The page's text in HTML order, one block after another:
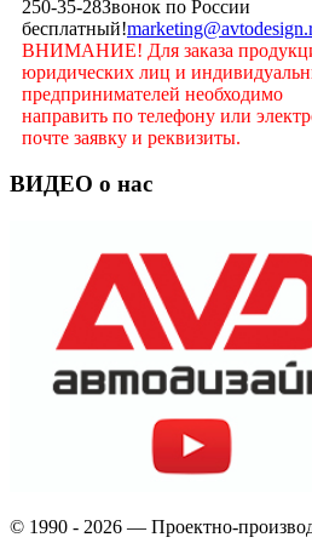
250-35-28Звонок по России
бесплатный!
ВНИМАНИЕ! Для заказа
юридических лиц и
предпринимателей необходимо
направить по телефону или
почте заявку и реквизиты.
ВИДЕО о нас
© 1990 - 2026 — Проектно-